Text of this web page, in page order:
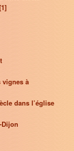
vignes à
dans l’église
Dijon